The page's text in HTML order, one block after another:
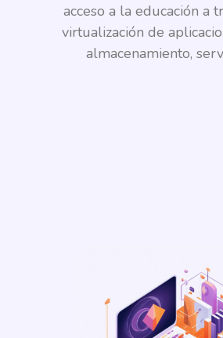
acceso a la educación a
virtualización de
almacenamiento,